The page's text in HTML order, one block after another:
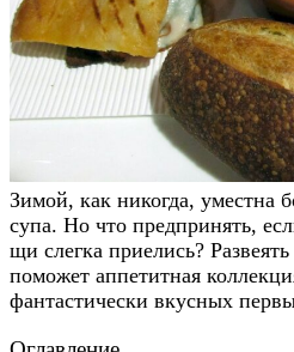
Зимой, как никогда, уместна
супа. Но что предпринять,
щи слегка приелись?
поможет аппетитная
фантастически вкусных